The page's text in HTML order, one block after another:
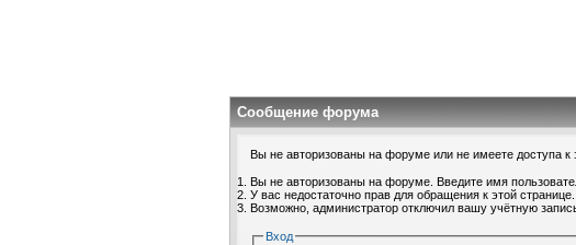
Сообщение форума
Вы не авторизованы на форуме или не имеете доступа к
Вы не авторизованы на форуме. Введите имя
У вас недостаточно прав для обращения к этой
Возможно, администратор отключил вашу учётную
Вход